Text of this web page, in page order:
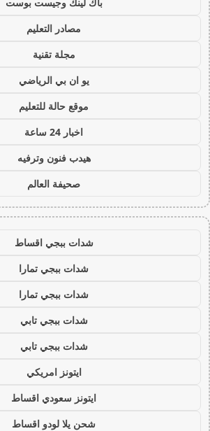
مصادر التعليم
مجلة تقنية
يو ان بي الرياضي
موقع حالة للتعليم
اخبار 24 ساعة
هيدب فنون وترفيه
صحيفة العالم
شدات ببجي اقساط
شدات ببجي تمارا
شدات ببجي تمارا
شدات ببجي تابي
شدات ببجي تابي
ايتونز امريكي
ايتونز سعودي اقساط
شحن يلا لودو اقساط